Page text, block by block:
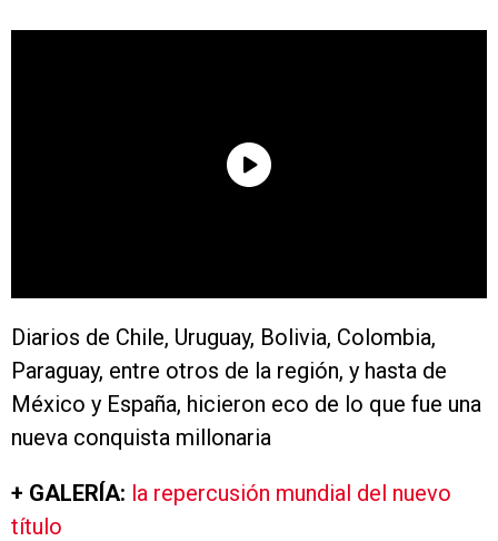
Diarios de Chile, Uruguay, Bolivia, Colombia,
Paraguay, entre otros de la región, y hasta de
México y España, hicieron eco de lo que fue una
nueva conquista millonaria
+ GALERÍA: la repercusión mundial del nuevo
título